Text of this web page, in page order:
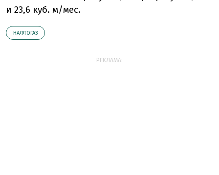
и 23,6 куб. м/мес.
НАФТОГАЗ
РЕКЛАМА: